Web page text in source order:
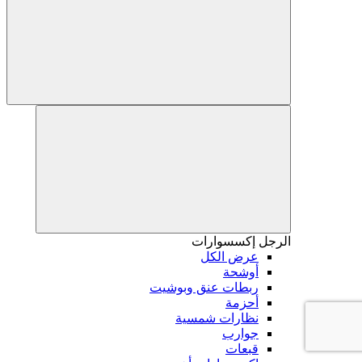
الرجل إكسسوارات
عرض الكل
أوشحة
ربطات عنق وبوشيت
أحزمة
نظارات شمسية
جوارب
قبعات